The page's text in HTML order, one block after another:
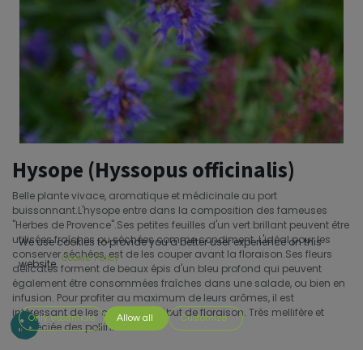
Hysope (Hyssopus officinalis)
Belle plante vivace, aromatique et médicinale au port
buissonnant.L'hysope entre dans la composition des fameuses
''Herbes de Provence''.Ses petites feuilles d'un vert brillant peuvent être
utilisées fraîches ou séchées comme condiment. L'idéal pour les
conserver séchées, est de les couper avant la floraison.Ses fleurs
délicates forment de beaux épis d'un bleu profond qui peuvent
également être consommées fraîches dans une salade, ou bien en
infusion. Pour profiter au maximum de leurs arômes, il est
intéressant de les couper en début de floraison. Très mellifère et
appréciée des pollinisateurs.
We use cookies to provide you a better user experience on this
website. Cookie Policy
Only essentials Allow all Customize